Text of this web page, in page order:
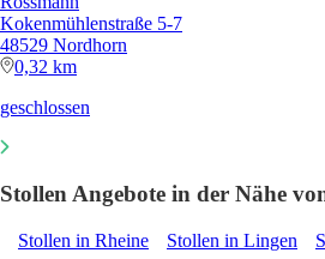
Kokenmühlenstraße 5-7
48529 Nordhorn
0,32 km
geschlossen
Stollen Angebote in der Nähe
Stollen in Rheine Stollen in Lingen